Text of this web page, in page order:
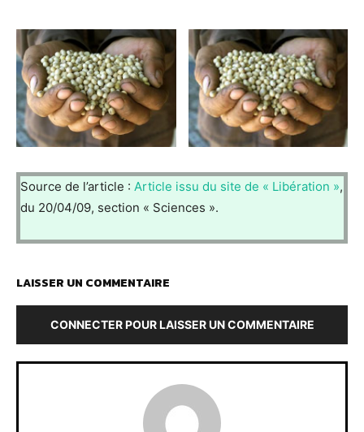
Source de l’article : Article issu du site de « Libération »,
du 20/04/09, section « Sciences ».
LAISSER UN COMMENTAIRE
CONNECTER POUR LAISSER UN COMMENTAIRE